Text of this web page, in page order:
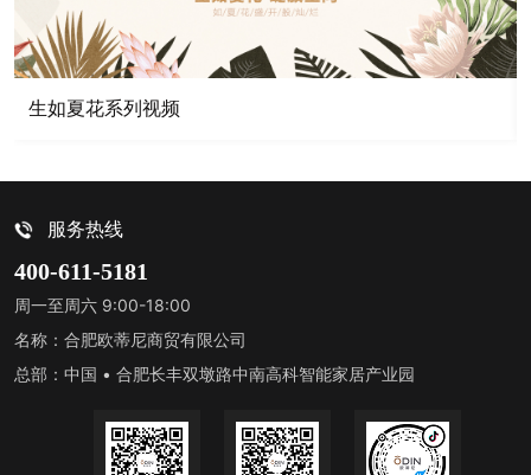
生如夏花系列视频
服务热线
400-611-5181
周一至周六 9:00-18:00
名称：合肥欧蒂尼商贸有限公司
总部：中国 • 合肥长丰双墩路中南高科智能家居产业园